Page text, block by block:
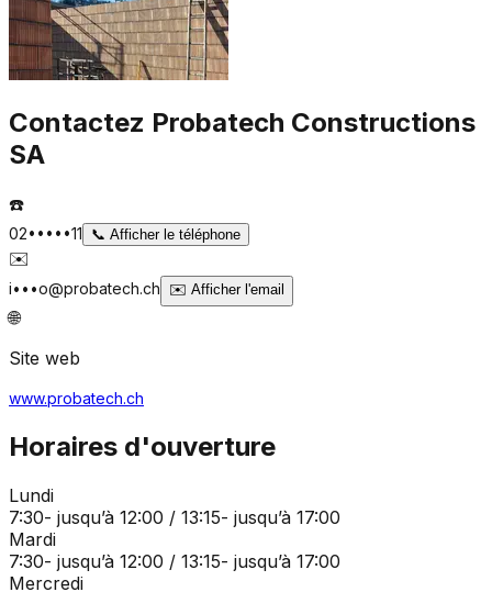
Contactez Probatech Constructions
SA
☎️
02•••••11 📞 Afficher le téléphone
✉️
i•••o@probatech.ch ✉️ Afficher l'email
🌐
Site web
www.probatech.ch
Horaires d'ouverture
Lundi
7:30- jusqu’à 12:00 / 13:15- jusqu’à 17:00
Mardi
7:30- jusqu’à 12:00 / 13:15- jusqu’à 17:00
Mercredi